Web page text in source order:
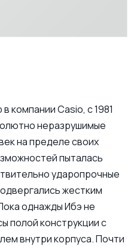
компании Casio, с 1981
неразрушимые
на пределе своих
пыталась
ударопрочные
жестким
однажды Ибэ не
полой конструкции с
внутри корпуса. Почти